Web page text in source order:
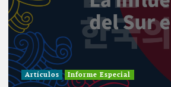
Investigación Cultura
Informe Especial
Política Reportaje